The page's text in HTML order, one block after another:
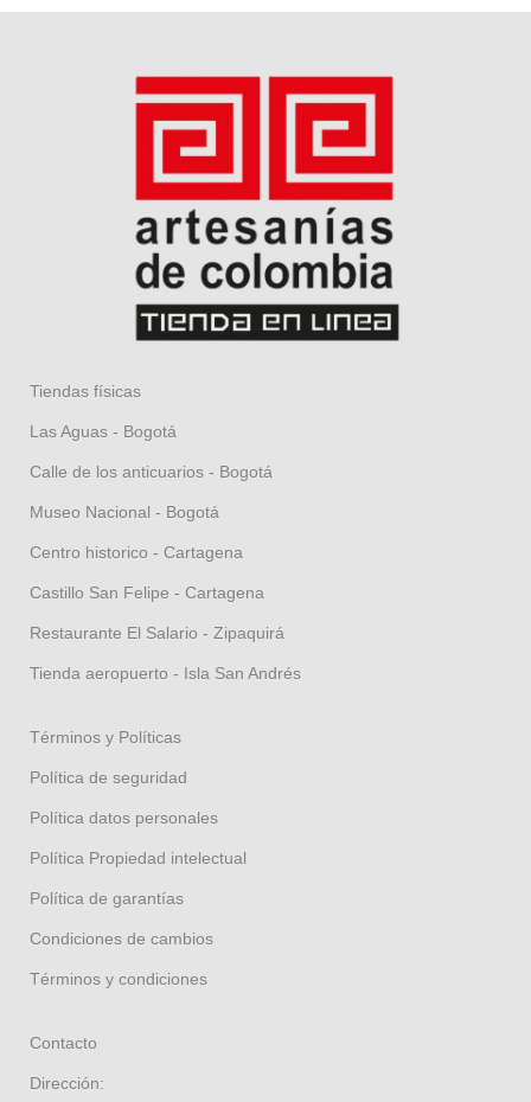
Tiendas físicas
Las Aguas - Bogotá
Calle de los anticuarios - Bogotá
Museo Nacional - Bogotá
Centro historico - Cartagena
Castillo San Felipe - Cartagena
Restaurante El Salario - Zipaquirá
Tienda aeropuerto - Isla San Andrés
Términos y Políticas
Política de seguridad
Política datos personales
Política Propiedad intelectual
Política de garantías
Condiciones de cambios
Términos y condiciones
Contacto
Dirección: